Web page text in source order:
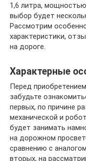
1,6 литра,
выбор будет
Рассмотрим
характеристики,
на дороге.
Характерные
Перед
забудьте
первых, по причине
механической и
будет занимать
на дорожном
сравнению с
вторых, на